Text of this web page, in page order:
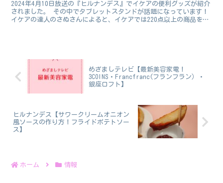
2024年4月10日放送の『ヒルナンデス』でイケアの便利グッズが紹介
されました。 その中でタブレットスタンドが話題になっています！
イケアの達人のさぬさんによると、イケアでは220点以上の商品を大
めざましテレビ【最新美容家電！
3COINS・Francfranc(フランフラン）・
銀座ロフト】
ヒルナンデス【サワークリームオニオン
風ソースの作り方！フライドポテトソー
ス】
ホーム 情報